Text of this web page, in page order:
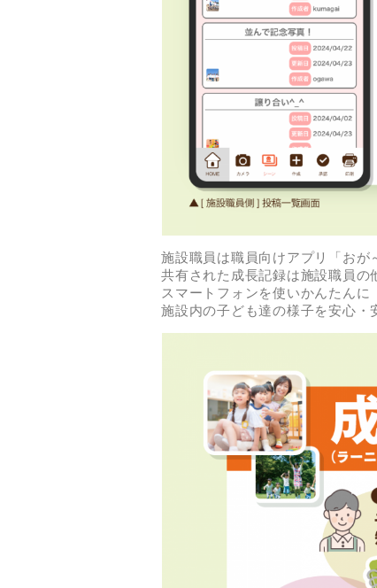
施設職員は職員向けアプリ「おが
共有された成長記録は施設職員の
スマートフォンを使いかんたんに
施設内の子ども達の様子を安心・